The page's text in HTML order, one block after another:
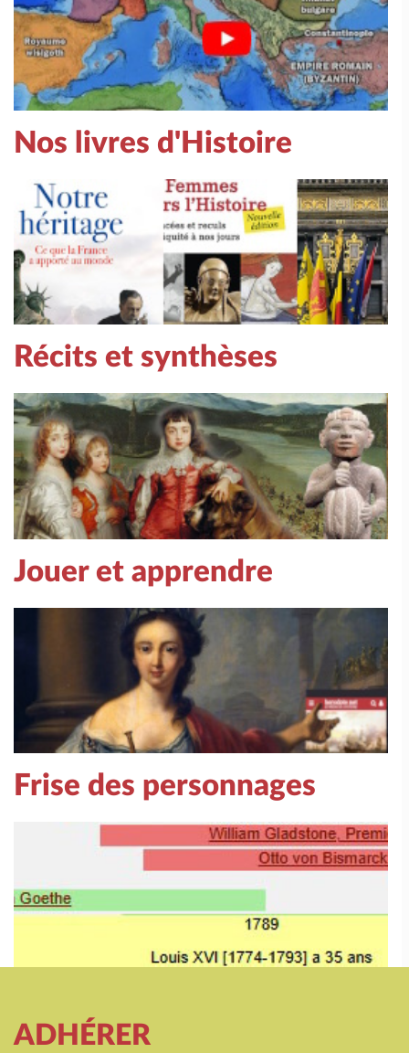
Nos livres d'Histoire
Récits et synthèses
Jouer et apprendre
Frise des personnages
ADHÉRER